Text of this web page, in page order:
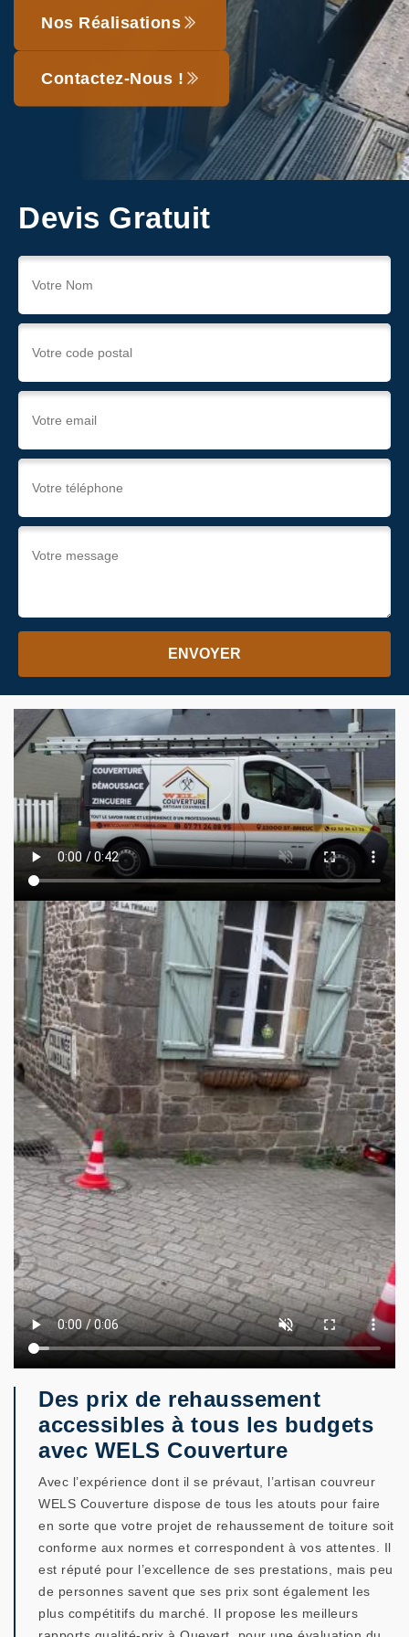
Nos Réalisations
Contactez-Nous !
Devis Gratuit
Des prix de rehaussement
accessibles à tous les budgets
avec WELS Couverture
Avec l’expérience dont il se prévaut, l’artisan couvreur
WELS Couverture dispose de tous les atouts pour faire
en sorte que votre projet de rehaussement de toiture soit
conforme aux normes et correspondent à vos attentes. Il
est réputé pour l’excellence de ses prestations, mais peu
de personnes savent que ses prix sont également les
plus compétitifs du marché. Il propose les meilleurs